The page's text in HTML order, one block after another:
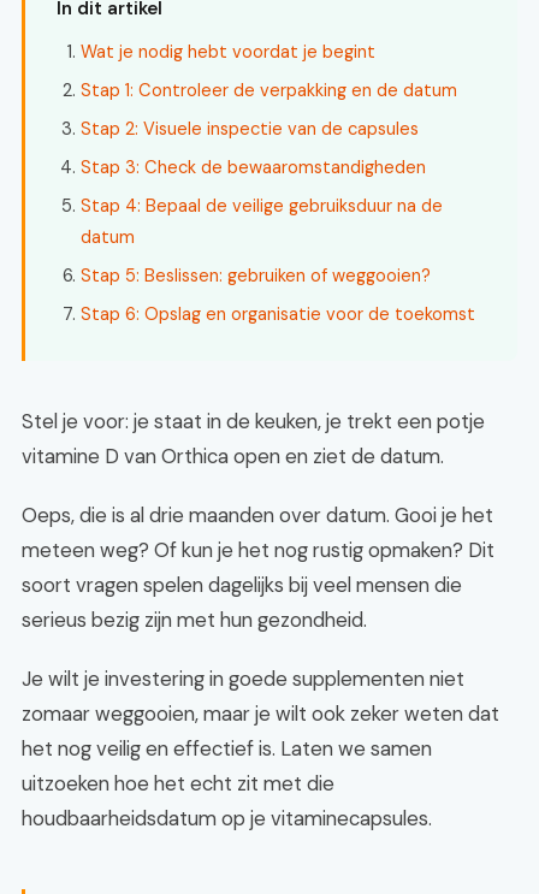
In dit artikel
Wat je nodig hebt voordat je begint
Stap 1: Controleer de verpakking en de datum
Stap 2: Visuele inspectie van de capsules
Stap 3: Check de bewaaromstandigheden
Stap 4: Bepaal de veilige gebruiksduur na de
datum
Stap 5: Beslissen: gebruiken of weggooien?
Stap 6: Opslag en organisatie voor de toekomst
Stel je voor: je staat in de keuken, je trekt een potje
vitamine D van Orthica open en ziet de datum.
Oeps, die is al drie maanden over datum. Gooi je het
meteen weg? Of kun je het nog rustig opmaken? Dit
soort vragen spelen dagelijks bij veel mensen die
serieus bezig zijn met hun gezondheid.
Je wilt je investering in goede supplementen niet
zomaar weggooien, maar je wilt ook zeker weten dat
het nog veilig en effectief is. Laten we samen
uitzoeken hoe het echt zit met die
houdbaarheidsdatum op je vitaminecapsules.